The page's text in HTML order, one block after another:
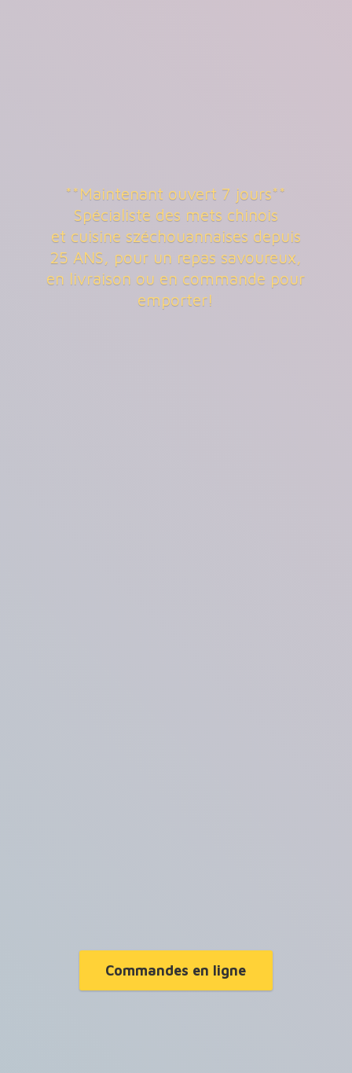
**Maintenant ouvert 7 jours**
Spécialiste des mets chinois
et cuisine széchouannaises depuis
25 ANS, pour un repas savoureux,
en livraison ou en commande pour
emporter!
Commandes en ligne